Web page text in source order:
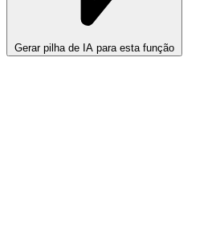
Gerar pilha de IA para esta função